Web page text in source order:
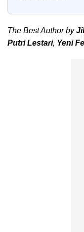
The Best Author by
Putri Lestari, Yeni